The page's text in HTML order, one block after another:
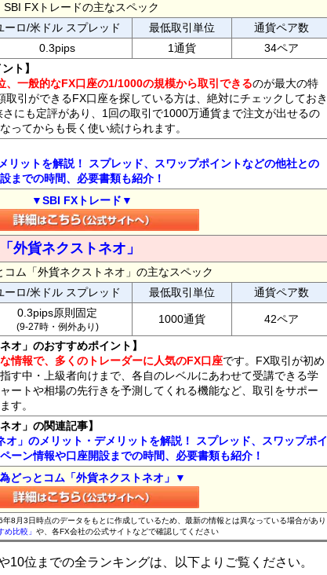
SBI FXトレードの主なスペック
ーロ/米ドル スプレッド 最低取引単位
通貨ペア数
0.3pips 1通貨
34ペア
ト】
、一般的なFX口座の1/1000の規模から取引できるのが最大の特
引ができるFX口座を探している方は、絶対にチェックしておき
にも定評があり、1回の取引で1000万通貨まで注文が出せるの
ってからも長く使い続けられます。
リットを解説！ スプレッド、スワップポイントなどの他社との
までの時間、必要書類も紹介！
▼SBI FXトレード▼
外貨ネクストネオ」
コム「外貨ネクストネオ」の主なスペック
ーロ/米ドル スプレッド 最低取引単位
通貨ペア数
0.3pips原則固定
(9-27時・例外あり)
1000通貨 42ペア
オ」のおすすめポイント】
情報で、多くのトレーダーに人気のFX口座です。FX取引が初め
す中・上級者向けまで、各自のレベルにあわせて受講できる学
ートや相場の先行きを予測してくれる機能など、取引をサポー
す。
オ」の関連記事】
」のメリット・デメリットを解説！ スプレッド、スワップポイ
ーン情報や口座開設までの時間、必要書類も紹介！
どっとコム「外貨ネクストネオ」▼
8月3日時点のデータをもとに作成しているため、最新の情報とは異なっている場合があり
め比較」 や、各FX会社の公式サイトなどで確認してください
10位までの全ランキングは、以下よりご覧ください。